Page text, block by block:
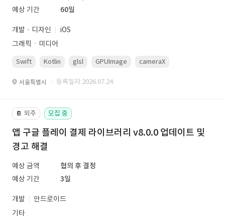
예상 기간
60일
개발 · 디자인
iOS
그래픽ㆍ미디어
Swift Kotlin glsl GPUImage cameraX
서울특별시 · 등록일자 2026.07.24.
📔 외주 모집 중
앱 구글 플레이 결제 라이브러리 v8.0.0 업데이트 및
경고 해결
예상 금액
협의 후 결정
예상 기간
3일
개발
안드로이드
기타